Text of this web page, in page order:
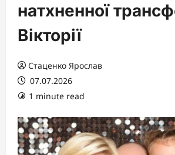
натхненної
Вікторії
Стаценко Ярослав
07.07.2026
1 minute read